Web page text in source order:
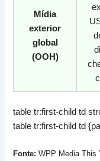
Mídia
exterior
global
(OOH)
table tr:first-child td
table tr:first-child td
Fonte: WPP Media This